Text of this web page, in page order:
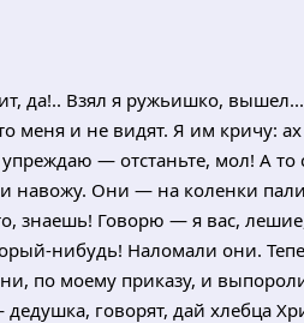
да!.. Взял я ружьишко,
меня и не видят. Я им кричу:
— отстаньте, мол! А
навожу. Они — на коленки
знаешь! Говорю — я вас,
нибудь! Наломали они.
по моему приказу, и
говорят, дай хлебца